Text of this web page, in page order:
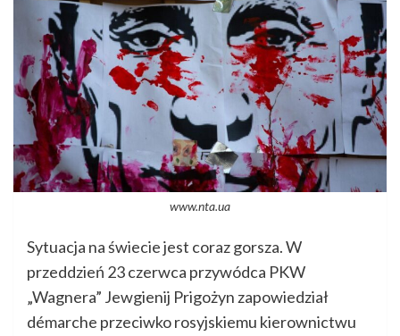
www.nta.ua
Sytuacja na świecie jest coraz gorsza. W
przeddzień 23 czerwca przywódca PKW
„Wagnera” Jewgienij Prigożyn zapowiedział
démarche przeciwko rosyjskiemu kierownictwu